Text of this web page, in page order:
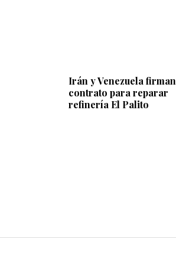
Irán y Venezuela firman
contrato para reparar
refinería El Palito